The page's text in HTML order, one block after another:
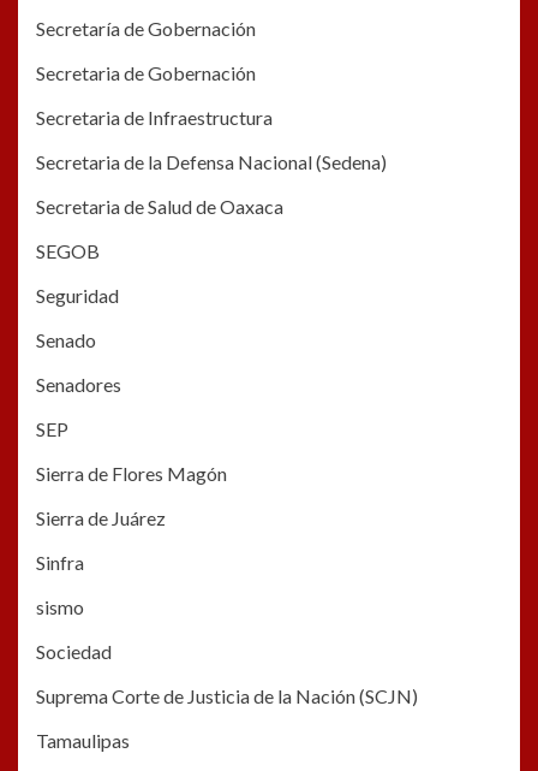
Secretaría de Gobernación
Secretaria de Gobernación
Secretaria de Infraestructura
Secretaria de la Defensa Nacional (Sedena)
Secretaria de Salud de Oaxaca
SEGOB
Seguridad
Senado
Senadores
SEP
Sierra de Flores Magón
Sierra de Juárez
Sinfra
sismo
Sociedad
Suprema Corte de Justicia de la Nación (SCJN)
Tamaulipas